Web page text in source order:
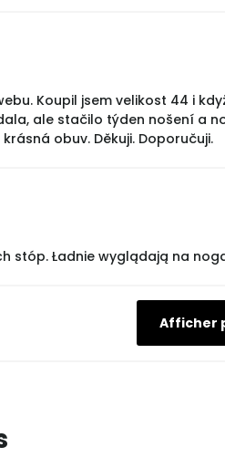
Koupil jsem velikost 44 i
ale stačilo týden nošení a
obuv. Děkuji. Doporučuji.
stóp. Ładnie wyglądają na
Afficher